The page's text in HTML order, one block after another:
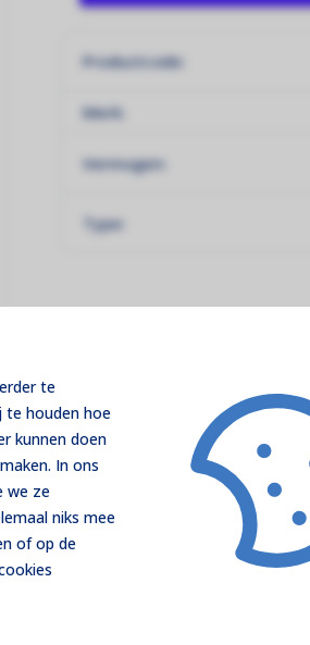
te
te houden hoe
kunnen doen
In ons
we ze
niks mee
of op de
Productcode:
Merk:
Vermogen:
Type: